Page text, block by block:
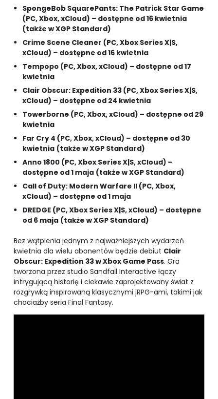
SpongeBob SquarePants: The Patrick Star Game
(PC, Xbox, xCloud) – dostępne od 16 kwietnia
(także w XGP Standard)
Crime Scene Cleaner (PC, Xbox Series X|S,
xCloud) – dostępne od 16 kwietnia
Tempopo (PC, Xbox, xCloud) – dostępne od 17
kwietnia
Clair Obscur: Expedition 33 (PC, Xbox Series X|S,
xCloud) – dostępne od 24 kwietnia
Towerborne (PC, Xbox, xCloud) – dostępne od 29
kwietnia
Far Cry 4 (PC, Xbox, xCloud) – dostępne od 30
kwietnia (także w XGP Standard)
Anno 1800 (PC, Xbox Series X|S, xCloud) –
dostępne od 1 maja (także w XGP Standard)
Call of Duty: Modern Warfare II (PC, Xbox,
xCloud) – dostępne od 1 maja
DREDGE (PC, Xbox Series X|S, xCloud) – dostępne
od 6 maja (także w XGP Standard)
Bez wątpienia jednym z najważniejszych wydarzeń
kwietnia dla wielu abonentów będzie debiut Clair
Obscur: Expedition 33 w Xbox Game Pass. Gra
tworzona przez studio Sandfall Interactive łączy
intrygującą historię i ciekawie zaprojektowany świat z
rozgrywką inspirowaną klasycznymi jRPG-ami, takimi jak
chociażby seria Final Fantasy.